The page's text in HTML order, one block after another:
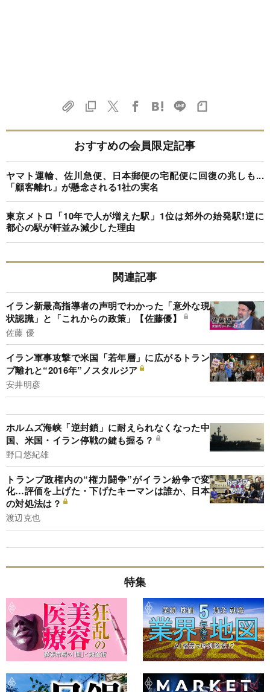
おすすめの会員限定記事
ヤマト運輸、佐川急便、日本郵便の宅配便に回復の兆しも...
「顧客離れ」が懸念される1社の実名
東京メトロ「10年で人が増えた駅」1位は郊外の始発駅!逆に
都心の駅が軒並み減少した理由
関連記事
イラン新最高指導者の声明でわかった「意外な現
状認識」と「これからの政策」【佐藤優】
佐藤 優
イラン軍事攻撃で米国「若年層」に広がるトラン
プ離れと“2016年”ノスタルジア
安井明彦
ホルムズ海峡「逆封鎖」に耐えられなくなった中
国、米国・イラン停戦の鍵も握る？
野口悠紀雄
トランプ政権内の“権力闘争”がイラン紛争で変
化…評価を上げた・下げたキーマンは誰か、日本
の対処法は？
渡辺克也
特集